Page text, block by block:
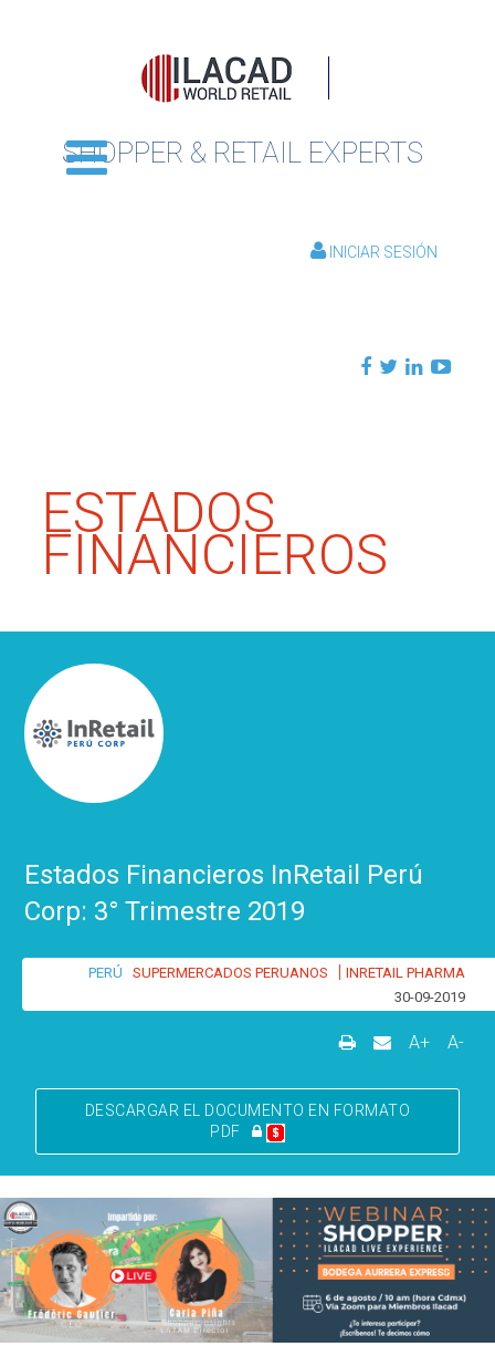
SHOPPER & RETAIL EXPERTS
INICIAR SESIÓN
ESTADOS
FINANCIEROS
Estados Financieros InRetail Perú
Corp: 3° Trimestre 2019
PERÚ SUPERMERCADOS PERUANOS | INRETAIL PHARMA
30-09-2019
A+ A-
DESCARGAR EL DOCUMENTO EN FORMATO
PDF